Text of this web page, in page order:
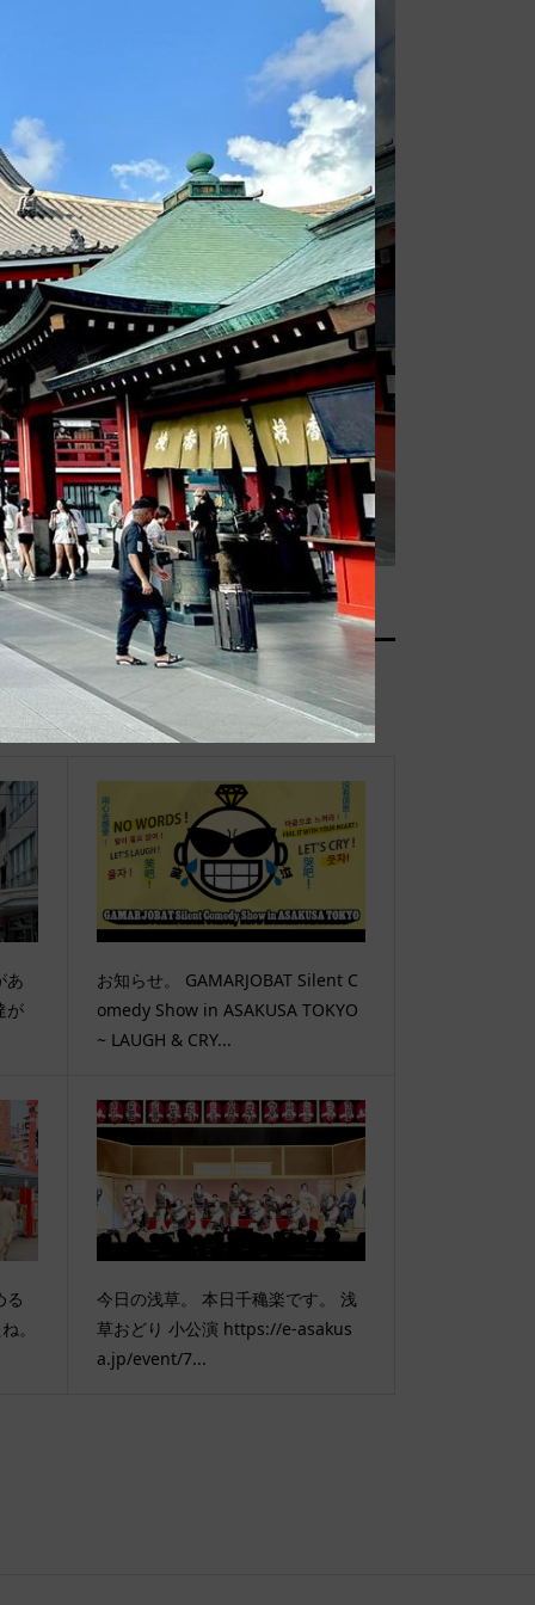
あ
が
お知らせ。 GAMARJOBAT Silent C
omedy Show in ASAKUSA TOKYO
~ LAUGH & CRY...
る
。
今日の浅草。 本日千穐楽です。 浅
草おどり 小公演 https://e-asakus
a.jp/event/7...